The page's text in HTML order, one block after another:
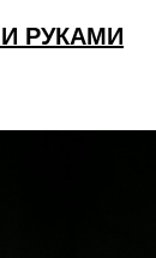
РУКАМИ